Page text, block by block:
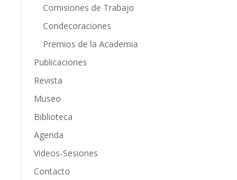
Comisiones de Trabajo
Condecoraciones
Premios de la Academia
Publicaciones
Revista
Museo
Biblioteca
Agenda
Videos-Sesiones
Contacto